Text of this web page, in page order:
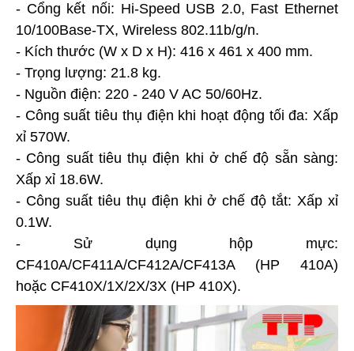
- Cổng kết nối: Hi-Speed USB 2.0, Fast Ethernet
10/100Base-TX, Wireless 802.11b/g/n.
- Kích thước (W x D x H): 416 x 461 x 400 mm.
- Trọng lượng: 21.8 kg.
- Nguồn điện: 220 - 240 V AC 50/60Hz.
- Công suất tiêu thụ điện khi hoạt động tối đa: Xấp
xỉ 570W.
- Công suất tiêu thụ điện khi ở chế độ sẵn sàng:
Xấp xỉ 18.6W.
- Công suất tiêu thụ điện khi ở chế độ tắt: Xấp xỉ
0.1W.
- Sử dụng hộp mực:
CF410A/CF411A/CF412A/CF413A (HP 410A)
hoặc CF410X/1X/2X/3X (HP 410X).